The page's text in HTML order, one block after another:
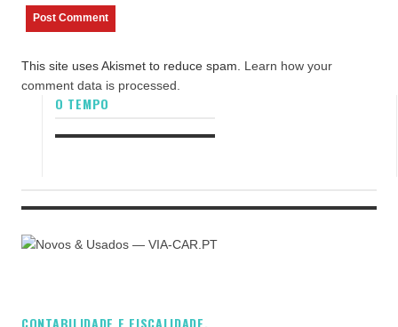
This site uses Akismet to reduce spam. Learn how your
comment data is processed.
O TEMPO
CONTABILIDADE E FISCALIDADE.